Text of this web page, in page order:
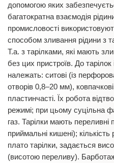
допомогою яких
багатократна взаємодія
промисловості
способом зливання рідини з
Т.а. з тарілками, які мають
без цих пристроїв. До
належать: ситові (із
отворів 0,8–20 мм),
пластинчасті. Їх робота
режимі; при цьому суцільна
газ. Тарілки мають переливні
приймальні кишені);
плато тарілки, задається
(висотою переливу).